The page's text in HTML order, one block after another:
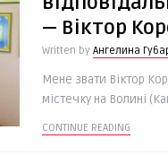
— Віктор
Written by Ангелина
Мене звати Віктор
містечку на Волині
CONTINUE READING